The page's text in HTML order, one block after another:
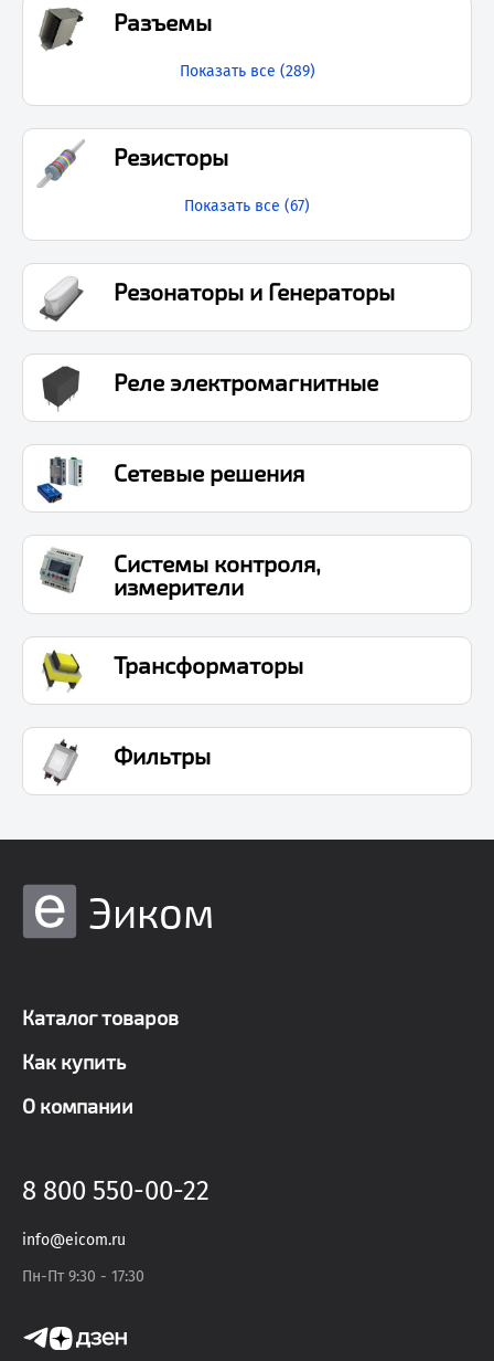
Разъемы
Показать все (289)
Резисторы
Показать все (67)
Резонаторы и Генераторы
Реле электромагнитные
Сетевые решения
Системы контроля,
измерители
Трансформаторы
Фильтры
Эиком
Каталог товаров
Как купить
О компании
8 800 550-00-22
info@eicom.ru
Пн-Пт 9:30 - 17:30